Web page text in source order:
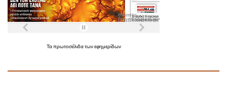
Ταπρωτοσέλιδατωνεφημερίδων